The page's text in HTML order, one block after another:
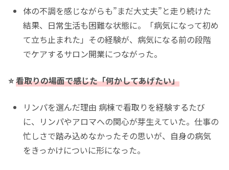
体の不調を感じながらも”まだ大丈夫”と走り続けた
結果、日常生活も困難な状態に。「病気になって初め
て立ち止まれた」その経験が、病気になる前の段階
でケアするサロン開業につながった。
⭐️看取りの場面で感じた「何かしてあげたい」
リンパを選んだ理由 病棟で看取りを経験するたび
に、リンパやアロマへの関心が芽生えていた。仕事の
忙しさで踏み込めなかったその思いが、自身の病気
をきっかけについに形になった。